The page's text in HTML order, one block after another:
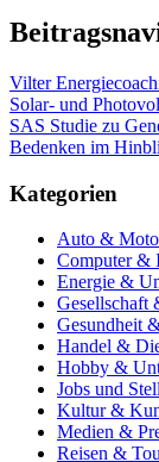
Vilter
Solar- und
SAS Studie zu
Bedenken im
Kategorien
Auto &
Computer &
Energie &
Gesellschaft
Gesundheit
Handel &
Hobby &
Jobs und
Kultur &
Medien &
Reisen &